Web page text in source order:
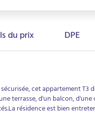
du prix DPE
cet appartement T3
terrasse, d'un balcon,
résidence est bien
cuisine aménagée et